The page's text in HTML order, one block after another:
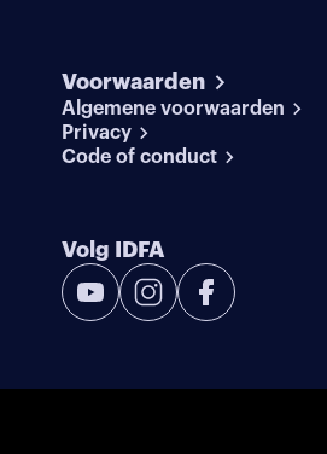
Voorwaarden
Algemene voorwaarden
Privacy
Code of conduct
Volg IDFA